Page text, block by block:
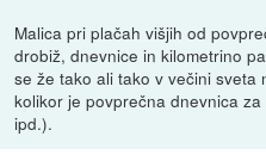
Malica pri plačah višjih od
drobiž, dnevnice in kilometrino
se že tako ali tako v večini sveta
kolikor je povprečna dnevnica
ipd.).